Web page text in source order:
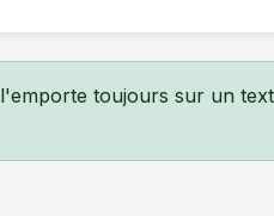
toujours sur un